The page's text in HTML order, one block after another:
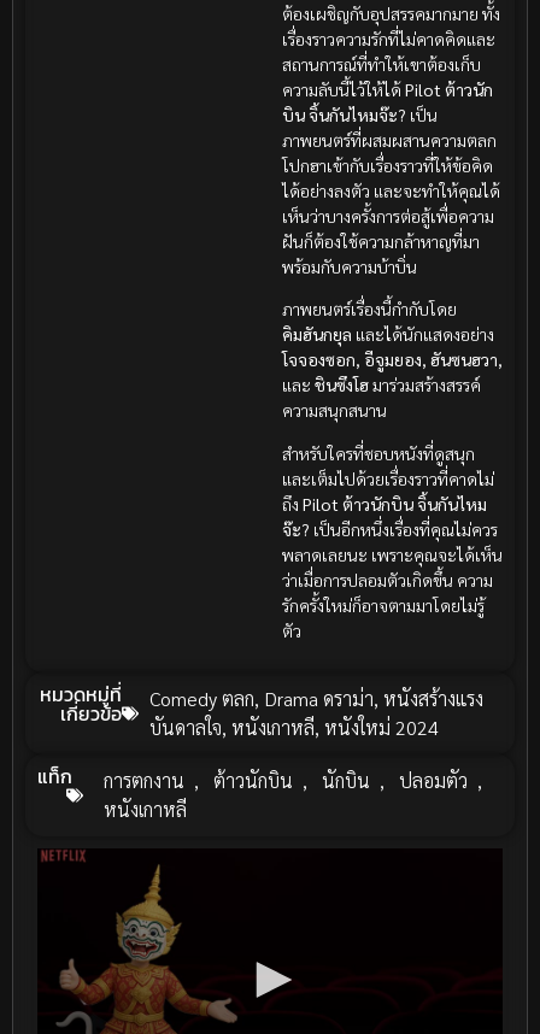
ต้องเผชิญกับอุปสรรคมากมาย ทั้ง
เรื่องราวความรักที่ไม่คาดคิดและ
สถานการณ์ที่ทำให้เขาต้องเก็บ
ความลับนี้ไว้ให้ได้Pilot ต้าวนัก
บิน จิ้นกันไหมจ๊ะ? เป็น
ภาพยนตร์ที่ผสมผสานความตลก
โปกฮาเข้ากับเรื่องราวที่ให้ข้อคิด
ได้อย่างลงตัว และจะทำให้คุณได้
เห็นว่าบางครั้งการต่อสู้เพื่อความ
ฝันก็ต้องใช้ความกล้าหาญที่มา
พร้อมกับความบ้าบิ่น
ภาพยนตร์เรื่องนี้กำกับโดย
คิมฮันกยุล และได้นักแสดงอย่าง
โจจองซอก, อีจูมยอง, ฮันซนฮวา,
และ ชินซึงโฮมาร่วมสร้างสรรค์
ความสนุกสนาน
สำหรับใครที่ชอบหนังที่ดูสนุก
และเต็มไปด้วยเรื่องราวที่คาดไม่
ถึง Pilot ต้าวนักบิน จิ้นกันไหม
จ๊ะ? เป็นอีกหนึ่งเรื่องที่คุณไม่ควร
พลาดเลยนะ เพราะคุณจะได้เห็น
ว่าเมื่อการปลอมตัวเกิดขึ้น ความ
รักครั้งใหม่ก็อาจตามมาโดยไม่รู้
ตัว
หมวดหมู่ที่
เกี่ยวข้อ
Comedy ตลก, Drama ดราม่า, หนังสร้างแรง
บันดาลใจ, หนังเกาหลี, หนังใหม่ 2024
แท็ก การตกงาน , ต้าวนักบิน , นักบิน , ปลอมตัว ,
หนังเกาหลี